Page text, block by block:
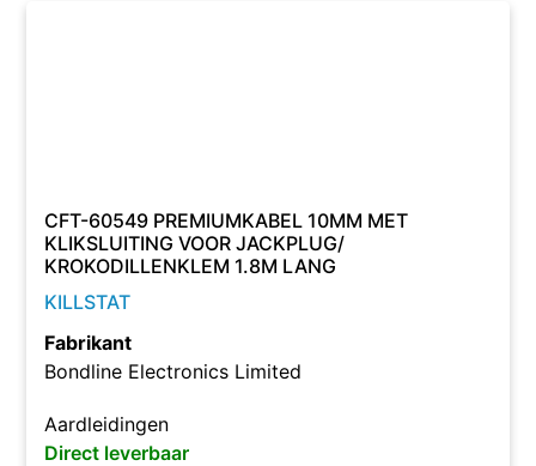
CFT-60549 PREMIUMKABEL 10MM MET
KLIKSLUITING VOOR JACKPLUG/
KROKODILLENKLEM 1.8M LANG
KILLSTAT
Fabrikant
Bondline Electronics Limited
Aardleidingen
Direct leverbaar